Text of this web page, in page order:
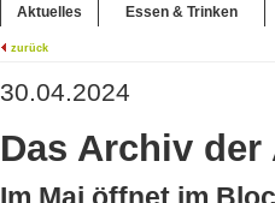
Aktuelles Essen & Trinken
zurück
30.04.2024
Das Archiv der